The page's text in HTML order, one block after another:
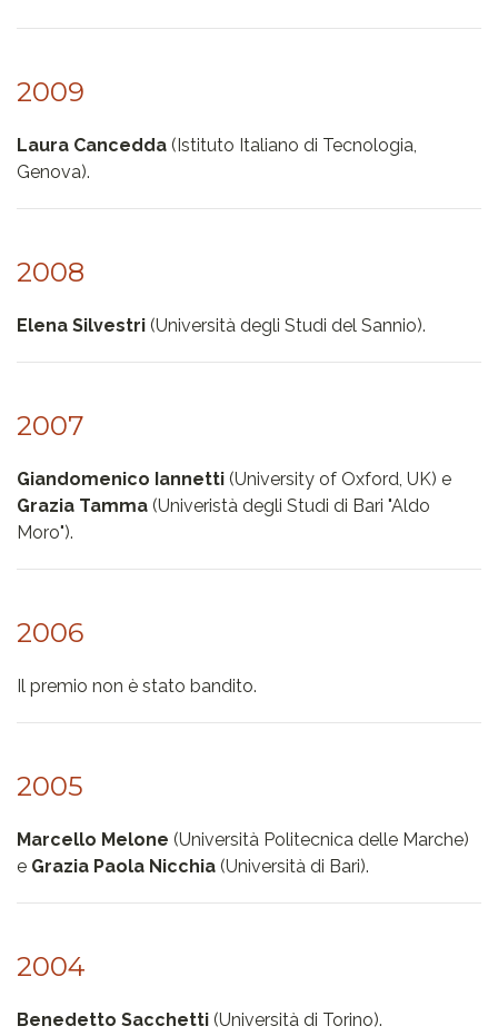
2009
Laura Cancedda (Istituto Italiano di Tecnologia,
Genova).
2008
Elena Silvestri (Università degli Studi del Sannio).
2007
Giandomenico Iannetti (University of Oxford, UK) e
Grazia Tamma (Univeristà degli Studi di Bari "Aldo
Moro").
2006
Il premio non è stato bandito.
2005
Marcello Melone (Università Politecnica delle Marche)
e Grazia Paola Nicchia (Università di Bari).
2004
Benedetto Sacchetti (Università di Torino).